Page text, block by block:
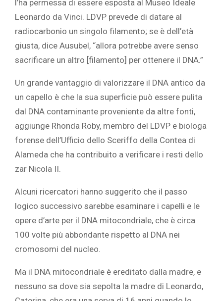
l’ha permessa di essere esposta al Museo Ideale
Leonardo da Vinci. LDVP prevede di datare al
radiocarbonio un singolo filamento; se è dell’età
giusta, dice Ausubel, “allora potrebbe avere senso
sacrificare un altro [filamento] per ottenere il DNA.”
Un grande vantaggio di valorizzare il DNA antico da
un capello è che la sua superficie può essere pulita
dal DNA contaminante proveniente da altre fonti,
aggiunge Rhonda Roby, membro del LDVP e biologa
forense dell’Ufficio dello Sceriffo della Contea di
Alameda che ha contribuito a verificare i resti dello
zar Nicola II.
Alcuni ricercatori hanno suggerito che il passo
logico successivo sarebbe esaminare i capelli e le
opere d’arte per il DNA mitocondriale, che è circa
100 volte più abbondante rispetto al DNA nei
cromosomi del nucleo.
Ma il DNA mitocondriale è ereditato dalla madre, e
nessuno sa dove sia sepolta la madre di Leonardo,